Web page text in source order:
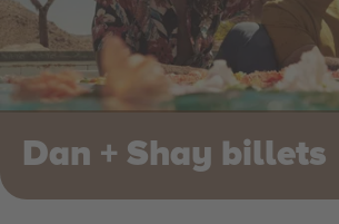
Dan + Shay billets